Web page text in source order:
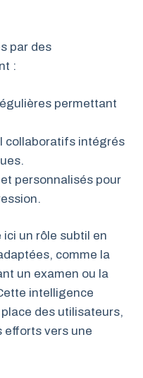
par des
:
permettant
collaboratifs intégrés
personnalisés pour
ici un rôle subtil en
comme la
un examen ou la
intelligence
des utilisateurs,
efforts vers une